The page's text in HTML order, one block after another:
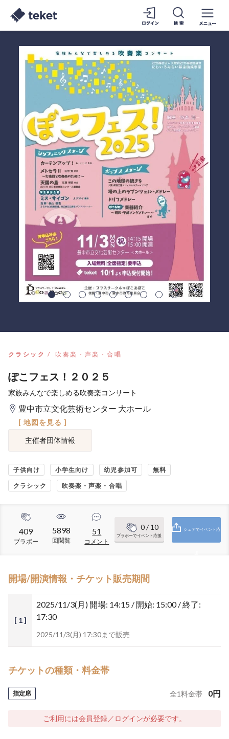
クラシック 吹奏楽・声楽・合唱
ぽこフェス！２０２５
家族みんなで楽しめる吹奏楽コンサート
豊中市立文化芸術センター 大ホール
[ 地図を見る ]
主催者団体情報
子供向け 小学生向け 幼児参加可 無料
クラシック 吹奏楽・声楽・合唱
409
ブラボー
5898
回閲覧
51
コメント
0/ 10
ブラボーでイベント応援
シェアでイベント応
開場/開演情報・チケット販売期間
[ 1 ]
2025/11/3(月) 開場: 14:15 / 開始: 15:00 / 終了:
17:30
2025/11/3(月) 17:30まで販売
チケットの種類・料金帯
指定席 全1料金帯 0円
ご利用には会員登録／ログインが必要です。